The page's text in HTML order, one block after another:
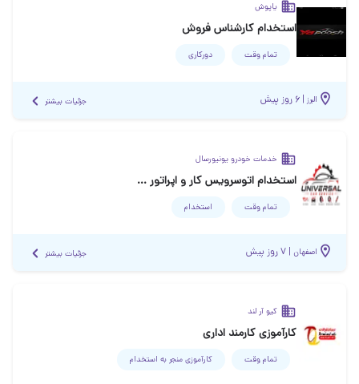
یاپوش
استخدام کارشناس فروش
تمام وقت دورکاری
البرز | ۶ روز پیش جزئیات بیشتر
خدمات خودرو یونیورسال
استخدام اتوسرویس کار و اپراتور خدمات لاستیک
تمام وقت استخدام
اصفهان | ۷ روز پیش جزئیات بیشتر
کیو آر لند
کارآموزی کارمند اداری
تمام وقت کارآموزی منجر ‌به استخدام